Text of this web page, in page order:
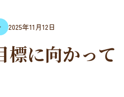
2025年11月12日
標に向かって